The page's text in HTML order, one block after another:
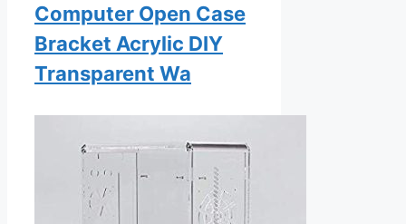
Computer Open Case
Bracket Acrylic DIY
Transparent Wa